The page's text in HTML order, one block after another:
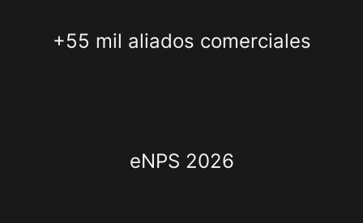
+55 mil aliados comerciales
eNPS 2026